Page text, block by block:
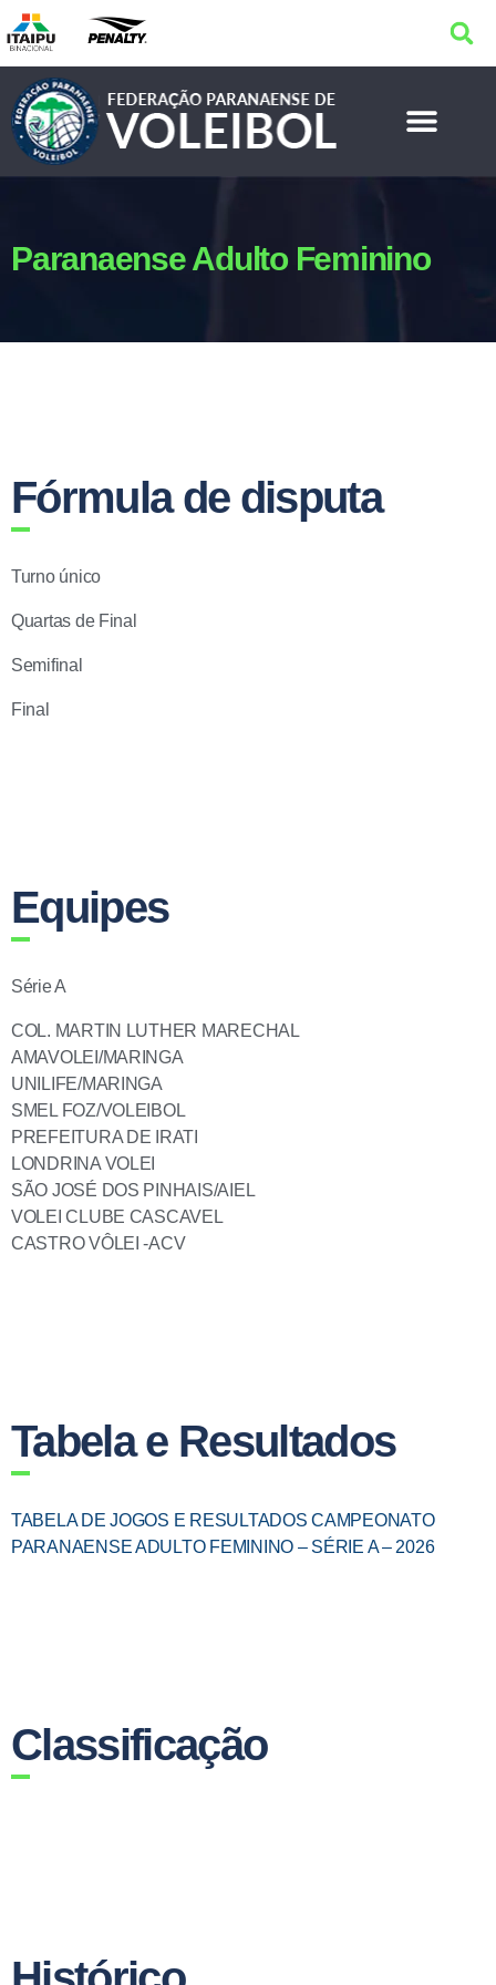
Paranaense Adulto Feminino
Fórmula de disputa
Turno único
Quartas de Final
Semifinal
Final
Equipes
Série A
COL. MARTIN LUTHER MARECHAL
AMAVOLEI/MARINGA
UNILIFE/MARINGA
SMEL FOZ/VOLEIBOL
PREFEITURA DE IRATI
LONDRINA VOLEI
SÃO JOSÉ DOS PINHAIS/AIEL
VOLEI CLUBE CASCAVEL
CASTRO VÔLEI -ACV
Tabela e Resultados
TABELA DE JOGOS E RESULTADOS CAMPEONATO
PARANAENSE ADULTO FEMININO – SÉRIE A – 2026
Classificação